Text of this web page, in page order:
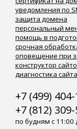
уведомления по
защита домена
персональный
помощь в
срочная
оповещение при
конструктор
диагностика
+7 (499)
+7 (812)
по будням с 11:00